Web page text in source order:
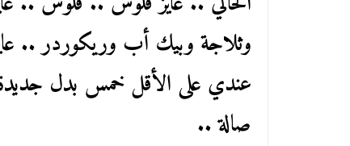
وثلاجة وبيك أب وريكوردر ..
عندي على الأقل خمس بدل
صالة ..